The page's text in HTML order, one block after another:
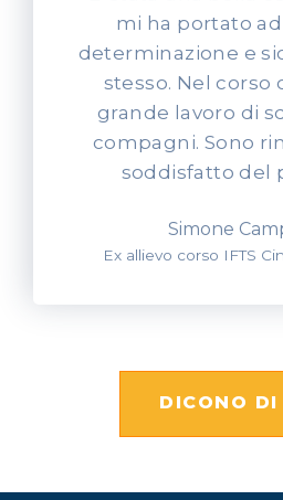
mi ha portato
determinazione e
stesso. Nel corso
grande lavoro di
compagni. Sono
soddisfatto del
Simone
Ex allievo corso IFTS
DICONO DI